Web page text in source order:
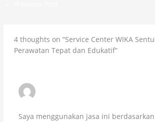
4 thoughts on “Service Center WIKA
Perawatan Tepat dan Edukatif”
Saya menggunakan jasa ini